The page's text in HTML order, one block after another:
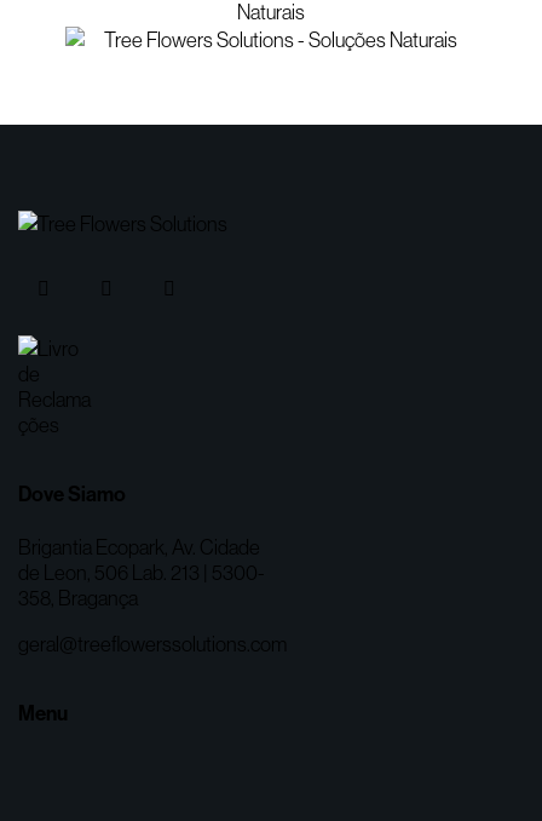
Dove Siamo
Brigantia Ecopark, Av. Cidade
de Leon, 506 Lab. 213 | 5300-
358, Bragança
geral@treeflowerssolutions.com
Menu